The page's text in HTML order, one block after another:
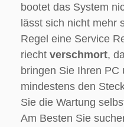
bootet das System
lässt sich nicht mehr
Regel eine Service
riecht verschmort,
bringen Sie Ihren PC
mindestens den
Sie die Wartung
Am Besten Sie